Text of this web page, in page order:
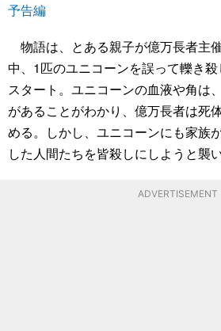
予告編
物語は、とある親子が億万長者主
中、1匹のユニコーンを誤って轢き
スタート。ユニコーンの血液や角は
があることがわかり、億万長者は死
める。しかし、ユニコーンにも家族
した人間たちを皆殺しにしようと襲い
ADVERTISEMENT